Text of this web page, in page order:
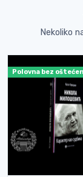
Nekoliko
Polovna bez